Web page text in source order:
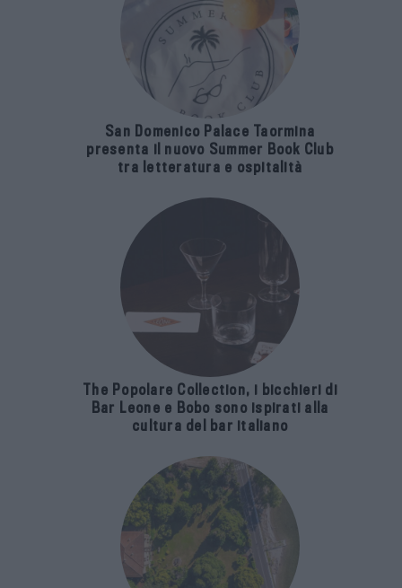
San Domenico Palace Taormina
presenta il nuovo Summer Book Club
tra letteratura e ospitalità
The Popolare Collection, i bicchieri di
Bar Leone e Bobo sono ispirati alla
cultura del bar italiano